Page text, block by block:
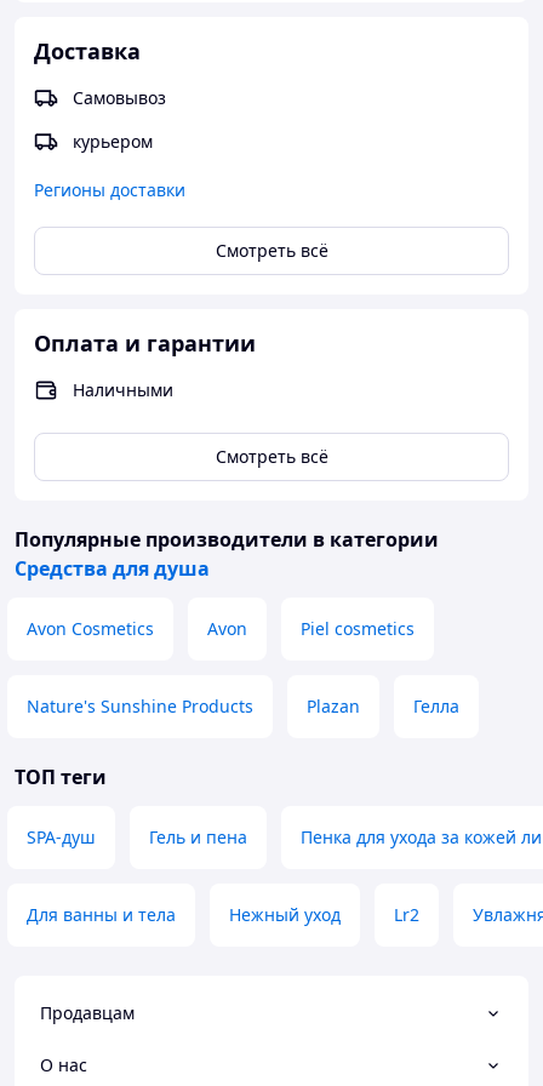
Доставка
Самовывоз
курьером
Регионы доставки
Смотреть всё
Оплата и гарантии
Наличными
Смотреть всё
Популярные производители в категории
Средства для душа
Avon Cosmetics Avon Piel cosmetics
Nature's Sunshine Products Plazan Гелла
ТОП теги
SPA-душ Гель и пена Пенка для ухода за кожей
Для ванны и тела Нежный уход Lr2
Продавцам
О нас